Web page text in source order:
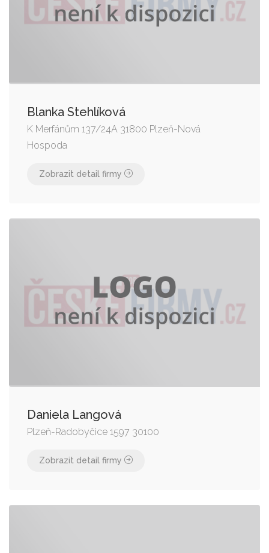
Blanka Stehlíková
K Merfánům 137/24A 31800 Plzeň-Nová
Hospoda
Zobrazit detail firmy
Daniela Langová
Plzeň-Radobyčice 1597 30100
Zobrazit detail firmy